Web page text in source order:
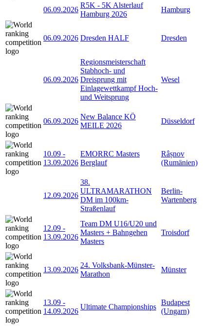
06.09.2026
R5K - 5K Alsterlauf
Hamburg 2026
Hamburg
06.09.2026 Dresden HALF Dresden
06.09.2026
Regionsmeisterschaft
Stabhoch- und
Dreisprung mit
Einlagewettkampf Hoch-
und Weitsprung
Wesel
06.09.2026
New Balance KÖ
MEILE 2026
Düsseldorf
10.09 -
13.09.2026
EMORRC Masters
Berglauf
Râșnov
(Rumänien)
12.09.2026
38.
ULTRAMARATHON
DM im 100km-
Straßenlauf
Berlin-
Wartenberg
12.09 -
13.09.2026
Team DM U16/U20 und
Masters + Bahngehen
Masters
Troisdorf
13.09.2026
24. Volksbank-Münster-
Marathon
Münster
13.09 -
14.09.2026
Ultimate Championships
Budapest
(Ungarn)